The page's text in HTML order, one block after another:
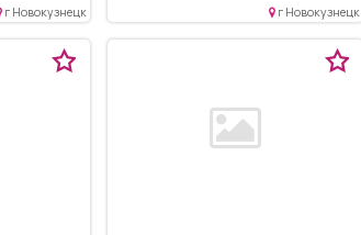
г Новокузнецк г Новокузнецк